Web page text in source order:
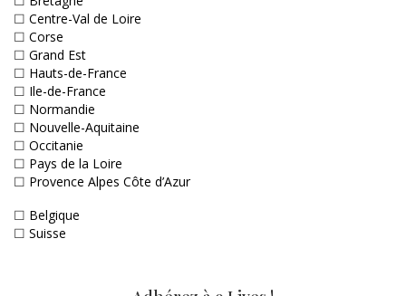
☐ Centre-Val de Loire
☐ Corse
☐ Grand Est
☐ Hauts-de-France
☐ Ile-de-France
☐ Normandie
☐ Nouvelle-Aquitaine
☐ Occitanie
☐ Pays de la Loire
☐ Provence Alpes Côte d’Azur
☐ Belgique
☐ Suisse